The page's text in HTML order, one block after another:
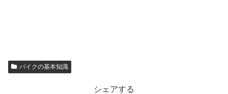
バイクの基本知識
シェアする